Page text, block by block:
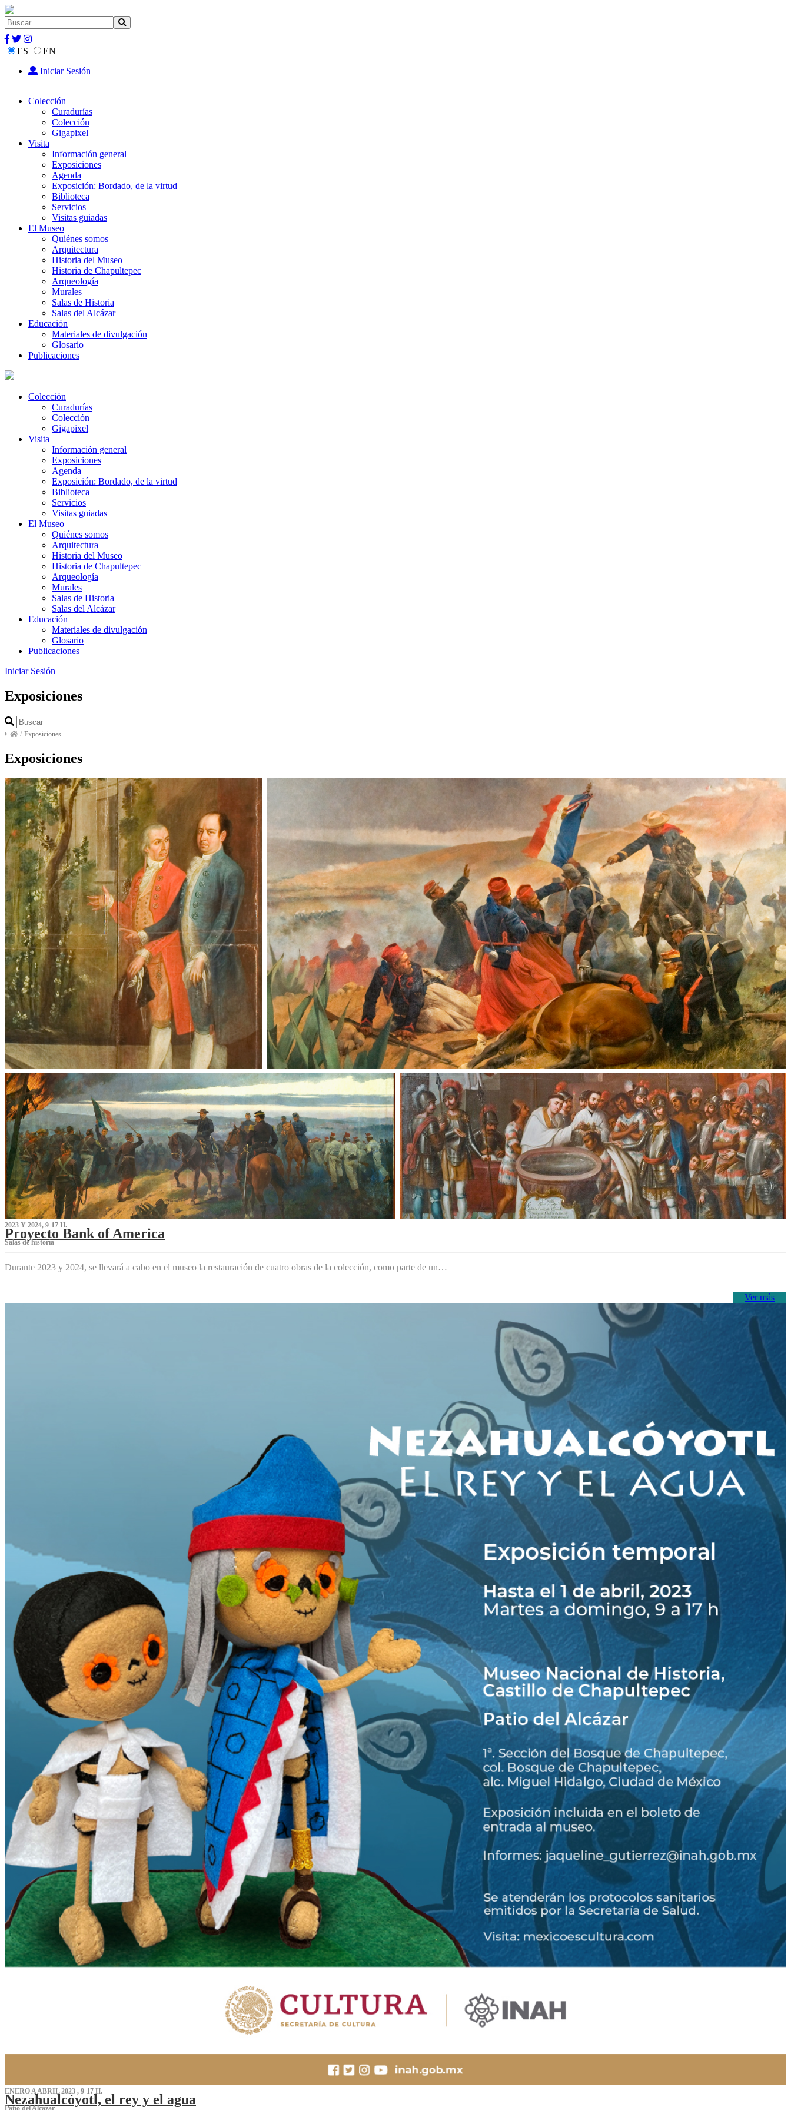
ES
EN
Iniciar Sesión
Colección
Curadurías
Colección
Gigapixel
Visita
Información general
Exposiciones
Agenda
Exposición: Bordado, de la virtud
Biblioteca
Servicios
Visitas guiadas
El Museo
Quiénes somos
Arquitectura
Historia del Museo
Historia de Chapultepec
Arqueología
Murales
Salas de Historia
Salas del Alcázar
Educación
Materiales de divulgación
Glosario
Publicaciones
Colección
Curadurías
Colección
Gigapixel
Visita
Información general
Exposiciones
Agenda
Exposición: Bordado, de la virtud
Biblioteca
Servicios
Visitas guiadas
El Museo
Quiénes somos
Arquitectura
Historia del Museo
Historia de Chapultepec
Arqueología
Murales
Salas de Historia
Salas del Alcázar
Educación
Materiales de divulgación
Glosario
Publicaciones
Iniciar Sesión
Exposiciones
/ Exposiciones
Exposiciones
2023 Y 2024, 9-17 H.
Proyecto Bank of America
S‌alas de historia
Durante 2023 y 2024, se llevará a cabo en el museo la restauración de cuatro obras de la colección, como parte de un…
Ver más
ENERO A ABRIL 2023 , 9-17 H.
Nezahualcóyotl, el rey y el agua